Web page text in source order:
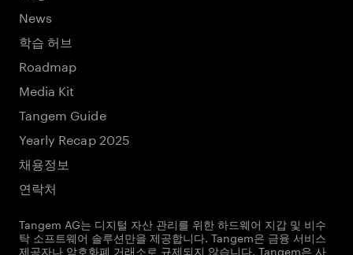
News
학습 허브
Roadmap
Media Kit
Tangem Guide
Yearly Recap 2025
채용정보
연락처
Tangem AG는 디지털 자산 관리를 위한 하드웨어 지갑 및 비수
탁 소프트웨어 솔루션만을 제공합니다. Tangem은 금융 서비스
제공자나 암호화폐 거래소로 규제되지 않습니다. Tangem은 사